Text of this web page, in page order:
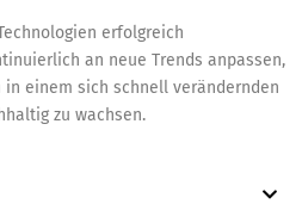
erfolgreich
an neue Trends anpassen,
einem sich schnell verändernden
zu wachsen.